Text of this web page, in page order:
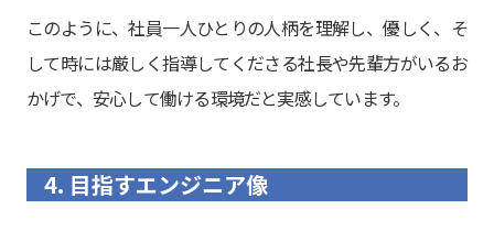
このように、社員一人ひとりの人柄を理解し、優しく、そ
して時には厳しく指導してくださる社長や先輩方がいるお
かげで、安心して働ける環境だと実感しています。
4. 目指すエンジニア像